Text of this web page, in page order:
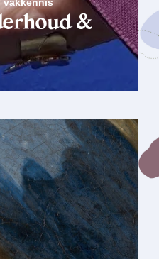
vakkennis
&